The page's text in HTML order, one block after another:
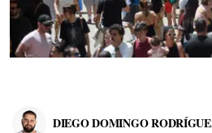
DIEGO DOMINGO